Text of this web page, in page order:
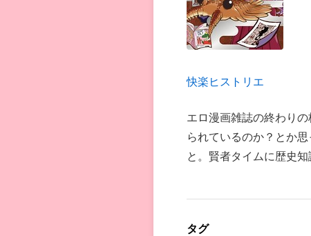
快楽ヒストリエ
エロ漫画雑誌の終わり
られているのか？とか
と。賢者タイムに歴史
タグ